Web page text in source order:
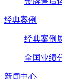
经典案例
经典案例
全国业绩
新闻中心